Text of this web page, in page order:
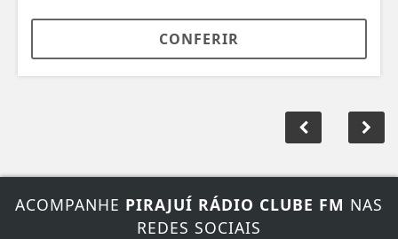
CONFERIR
ACOMPANHE PIRAJUÍ RÁDIO CLUBE FM NAS
REDES SOCIAIS